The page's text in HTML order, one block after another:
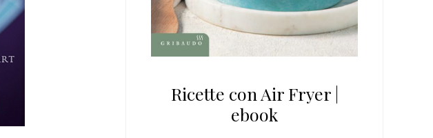
Ricette con Air Fryer |
ebook